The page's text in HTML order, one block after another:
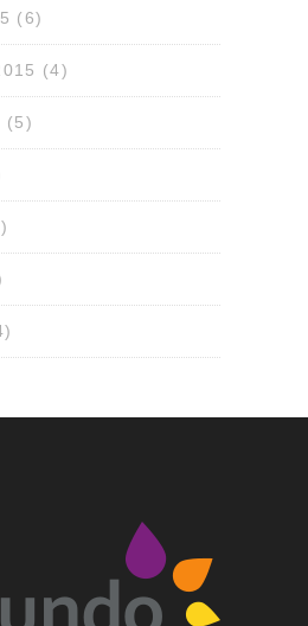
(6)
(4)
(5)